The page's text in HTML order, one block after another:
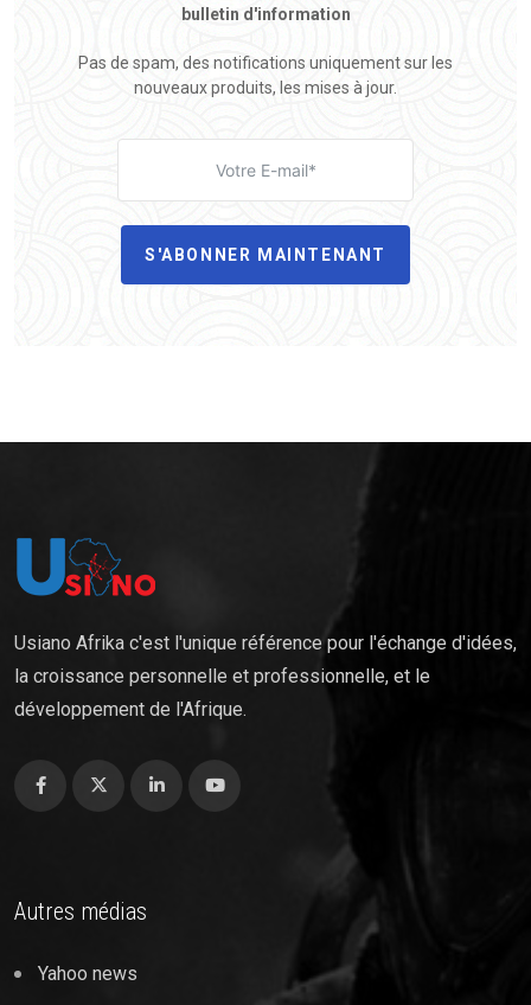
bulletin d'information
Pas de spam, des notifications uniquement sur les
nouveaux produits, les mises à jour.
S'ABONNER MAINTENANT
Usiano Afrika c'est l'unique référence pour l'échange d'idées,
la croissance personnelle et professionnelle, et le
développement de l'Afrique.
Autres médias
Yahoo news